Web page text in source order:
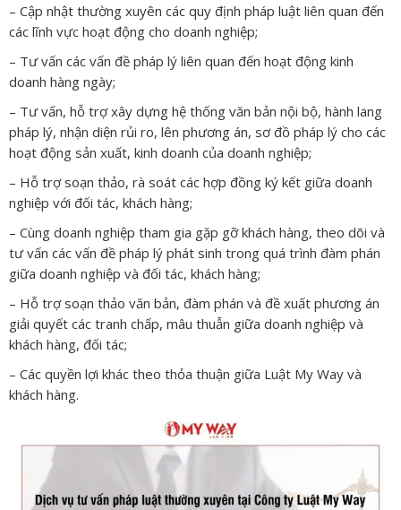
– Cập nhật thường xuyên các quy định pháp luật liên quan đến
các lĩnh vực hoạt động cho doanh nghiệp;
– Tư vấn các vấn đề pháp lý liên quan đến hoạt động kinh
doanh hàng ngày;
– Tư vấn, hỗ trợ xây dựng hệ thống văn bản nội bộ, hành lang
pháp lý, nhận diện rủi ro, lên phương án, sơ đồ pháp lý cho các
hoạt động sản xuất, kinh doanh của doanh nghiệp;
– Hỗ trợ soạn thảo, rà soát các hợp đồng ký kết giữa doanh
nghiệp với đối tác, khách hàng;
– Cùng doanh nghiệp tham gia gặp gỡ khách hàng, theo dõi và
tư vấn các vấn đề pháp lý phát sinh trong quá trình đàm phán
giữa doanh nghiệp và đối tác, khách hàng;
– Hỗ trợ soạn thảo văn bản, đàm phán và đề xuất phương án
giải quyết các tranh chấp, mâu thuẫn giữa doanh nghiệp và
khách hàng, đối tác;
– Các quyền lợi khác theo thỏa thuận giữa Luật My Way và
khách hàng.